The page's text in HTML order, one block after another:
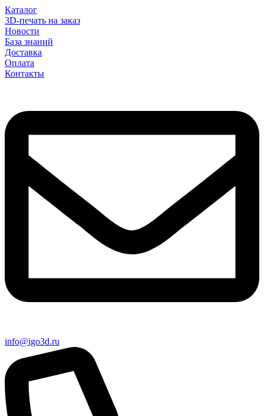
Каталог
3D-печать на заказ
Новости
База знаний
Доставка
Оплата
Контакты
info@igo3d.ru